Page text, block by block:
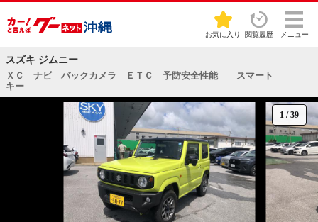
お気に入り 閲覧履歴 メニュー
スズキ ジムニー
ＸＣ ナビ バックカメラ ＥＴＣ 予防安全性能 スマート
キー
1 /39